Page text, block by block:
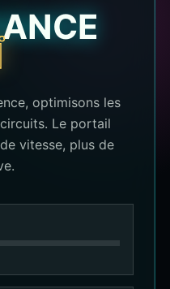
optimisons les
Le portail
vitesse, plus de